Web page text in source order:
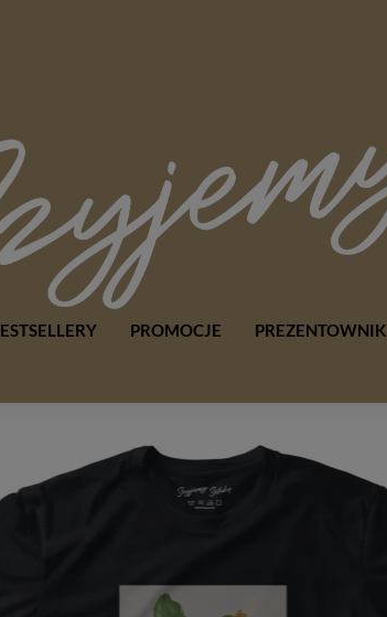
PROMOCJE PREZENTOWNIK